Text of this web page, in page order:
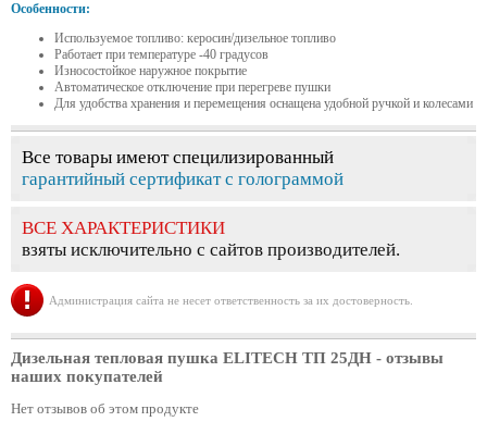
Особенности:
Используемое топливо: керосин/дизельное топливо
Работает при температуре -40 градусов
Износостойкое наружное покрытие
Автоматическое отключение при перегреве пушки
Для удобства хранения и перемещения оснащена удобной ручкой и колесами
Все товары имеют специлизированный
гарантийный сертификат с голограммой
ВСЕ ХАРАКТЕРИСТИКИ
взяты исключительно с сайтов производителей.
Администрация сайта не несет ответственность за их достоверность.
Дизельная тепловая пушка ELITECH ТП 25ДН - отзывы
наших покупателей
Нет отзывов об этом продукте